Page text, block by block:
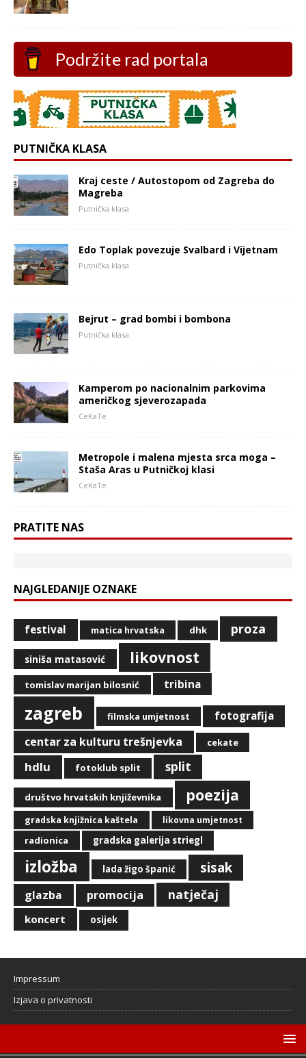
Podržite rad portala
PUTNIČKA KLASA
Kraj ceste / Autostopom od Zagreba do
Magreba
Putnička klasa
Edo Toplak povezuje Svalbard i Vijetnam
Putnička klasa
Bejrut – grad bombi i bombona
Putnička klasa
Kamperom po nacionalnim parkovima
američkog sjeverozapada
CeKaTe
Metropole i malena mjesta srca moga –
Staša Aras u Putničkoj klasi
CeKaTe
PRATITE NAS
NAJGLEDANIJE OZNAKE
festival matica hrvatska dhk proza
siniša matasović likovnost
tomislav marijan bilosnić tribina
zagreb filmska umjetnost fotografija
centar za kulturu trešnjevka cekate
hdlu fotoklub split split
društvo hrvatskih književnika poezija
gradska knjižnica kaštela likovna umjetnost
radionica gradska galerija striegl
izložba lada žigo španić sisak
glazba promocija natječaj
koncert osijek
Impressum
Izjava o privatnosti